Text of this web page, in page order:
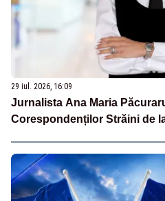
29 iul. 2026, 16:09
Jurnalista Ana Maria
Corespondenților Străini de